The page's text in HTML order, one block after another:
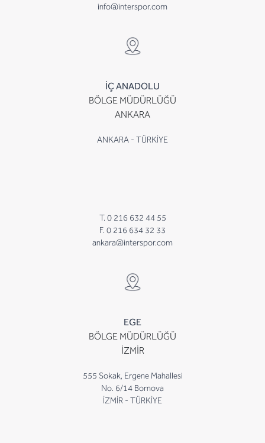
info@interspor.com
İÇ ANADOLU
BÖLGE MÜDÜRLÜĞÜ
ANKARA
ANKARA - TÜRKİYE
T. 0 216 632 44 55
F. 0 216 634 32 33
ankara@interspor.com
EGE
BÖLGE MÜDÜRLÜĞÜ
İZMİR
555 Sokak, Ergene Mahallesi
No. 6/14 Bornova
İZMİR - TÜRKİYE